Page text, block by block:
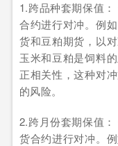
1.跨品种套期保值
合约进行对冲。例
货和豆粕期货，以
玉米和豆粕是饲料
正相关性，这种对
的风险。
2.跨月份套期保值
货合约进行对冲。